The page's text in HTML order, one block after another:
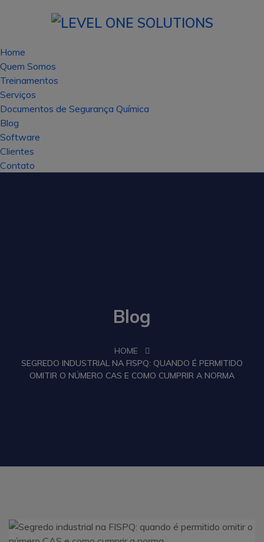
Home
Quem Somos
Treinamentos
Serviços
Documentos de Segurança Química
Blog
Software
Clientes
Contato
Blog
HOME
SEGREDO INDUSTRIAL NA FISPQ: QUANDO É PERMITIDO
OMITIR O NÚMERO CAS E COMO CUMPRIR A NORMA